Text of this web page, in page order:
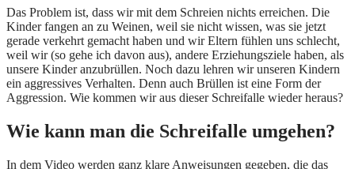
Das Problem ist, dass wir mit dem Schreien nichts erreichen. Die
Kinder fangen an zu Weinen, weil sie nicht wissen, was sie jetzt
gerade verkehrt gemacht haben und wir Eltern fühlen uns schlecht,
weil wir (so gehe ich davon aus), andere Erziehungsziele haben, als
unsere Kinder anzubrüllen. Noch dazu lehren wir unseren Kindern
ein aggressives Verhalten. Denn auch Brüllen ist eine Form der
Aggression. Wie kommen wir aus dieser Schreifalle wieder heraus?
Wie kann man die Schreifalle umgehen?
In dem Video werden ganz klare Anweisungen gegeben, die das